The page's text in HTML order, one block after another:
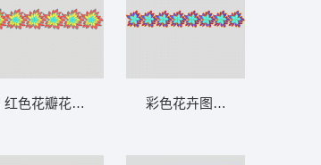
水溶条码网布花边
红色花瓣花卉图案 条带状 水溶条码网布花边
彩色花卉图案装饰带 条带状